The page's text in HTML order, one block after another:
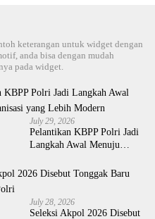
keterangan untuk widget dengan
anda bisa dengan mudah
pada widget.
July 29, 2026
Pelantikan KBPP Polri Jadi
Langkah Awal Menuju
July 28, 2026
Seleksi Akpol 2026 Disebut